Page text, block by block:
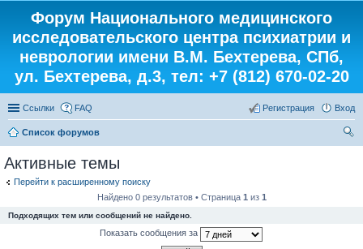
Форум Национального медицинского
исследовательского центра психиатрии и
неврологии имени В.М. Бехтерева, СПб,
ул. Бехтерева, д.3, тел: +7 (812) 670-02-20
Ссылки FAQ Вход
Регистрация
Список форумов
Активные темы
Перейти к расширенному поиску
Найдено 0 результатов • Страница 1 из 1
Подходящих тем или сообщений не найдено.
Показать сообщения за